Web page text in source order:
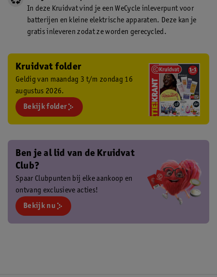
In deze Kruidvat vind je een WeCycle inleverpunt voor
batterijen en kleine elektrische apparaten. Deze kan je
gratis inleveren zodat ze worden gerecycled.
Kruidvat folder
Geldig van maandag 3 t/m zondag 16
augustus 2026.
Bekijk folder
Ben je al lid van de Kruidvat
Club?
Spaar Clubpunten bij elke aankoop en
ontvang exclusieve acties!
Bekijk nu